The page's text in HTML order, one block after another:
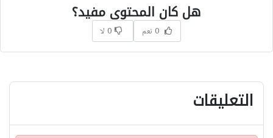
هل كان المحتوى مفيد؟
0 نعم 0 لا
التعليقات